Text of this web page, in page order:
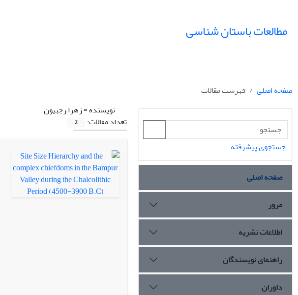
مطالعات باستان شناسی
صفحه اصلی
فهرست مقالات
نویسنده =زهرا رجبیون
تعداد مقالات:
2
جستجوی پیشرفته
صفحه اصلی
مرور
اطلاعات نشریه
راهنمای نویسندگان
داوران